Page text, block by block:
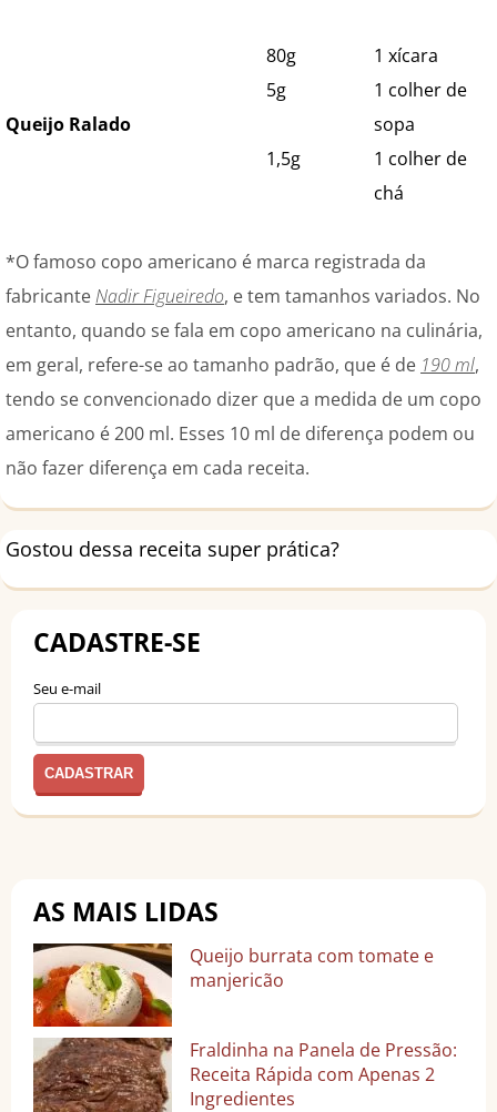
Queijo Ralado
80g
1 xícara
5g
1 colher de
sopa
1,5g
1 colher de
chá
*O famoso copo americano é marca registrada da
fabricanteNadir Figueiredo, e tem tamanhos variados. No
entanto, quando se fala em copo americano na culinária,
em geral, refere-se ao tamanho padrão, que é de 190 ml,
tendo se convencionado dizer que a medida de um copo
americano é 200 ml. Esses 10 ml de diferença podem ou
não fazer diferença em cada receita.
Gostou dessa receita super prática?
CADASTRE-SE
Seu e-mail
AS MAIS LIDAS
Queijo burrata com tomate e
manjericão
Fraldinha na Panela de Pressão:
Receita Rápida com Apenas 2
Ingredientes